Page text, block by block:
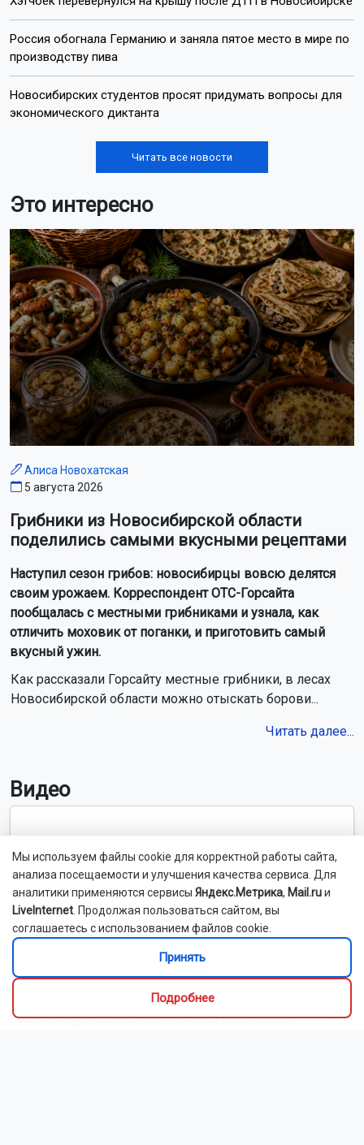
Лента новостей
На Новосибирскую область надвигается 34-
градусный зной
Новосибирцам объяснили, почему летние отключения
Новосибирских дачников предупредили о штрафе за
содержание кур и коз
В небе над Новосибирской областью пролетит метеорный
поток Персеиды
В Новосибирском зоопарке у выдр родилась двойня
Сотрудники новосибирского МЧС ликвидировали 14
пожаров за сутки
В 2027 году у новосибирцев будет семь коротких рабочих
Хэтчбек перевернулся на крышу после ДТП в Новосибирске
Россия обогнала Германию и заняла пятое место в мире по
производству пива
Новосибирских студентов просят придумать вопросы для
экономического диктанта
Читать все новости
Это интересно